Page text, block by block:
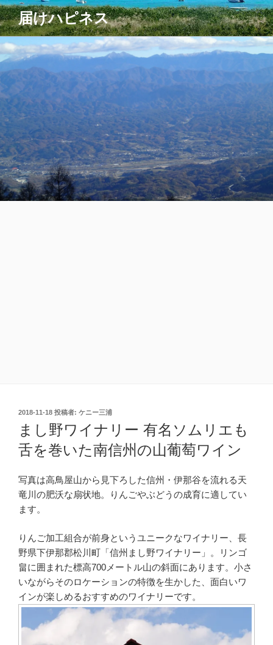
コ
ン
テ
ン
ツ
へ
ス
キ
ッ
プ
届けハピネス
投
日:
2018-11-18 投稿者: ケニー三浦
まし野ワイナリー 有名ソムリエも
舌を巻いた南信州の山葡萄ワイン
写真は高鳥屋山から見下ろした信州・伊那谷を流れる天
竜川の肥沃な扇状地。りんごやぶどうの成育に適してい
ます。
りんご加工組合が前身というユニークなワイナリー、長
野県下伊那郡松川町「信州まし野ワイナリー」。リンゴ
畠に囲まれた標高700メートル山の斜面にあります。小さ
いながらそのロケーションの特徴を生かした、面白いワ
インが楽しめるおすすめのワイナリーです。